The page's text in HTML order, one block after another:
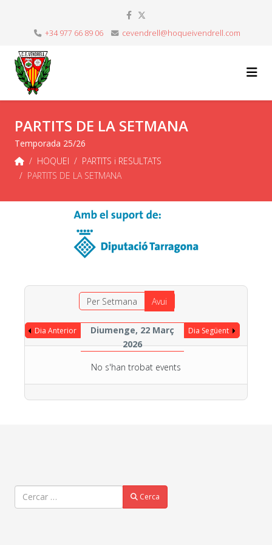
+34 977 66 89 06 cevendrell@hoqueivendrell.com
PARTITS DE LA SETMANA
Temporada 25/26
HOQUEI
PARTITS i RESULTATS
PARTITS DE LA SETMANA
Per Setmana Avui
Dia Anterior
Diumenge, 22 Març
2026
Dia Següent
No s'han trobat events
Cercar Cerca